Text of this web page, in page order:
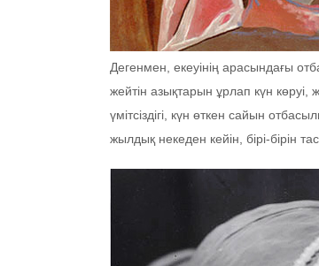
Дегенмен, екеуінің арасындағы
жейтін азықтарын ұрлап күн
үмітсіздігі, күн өткен сайын
жылдық некеден кейін, бірі-бірін